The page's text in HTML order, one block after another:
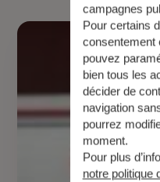
campagnes
Pour certains
consentement
pouvez
bien tous les
décider de
navigation
pourrez
moment.
Pour plus
notre politique